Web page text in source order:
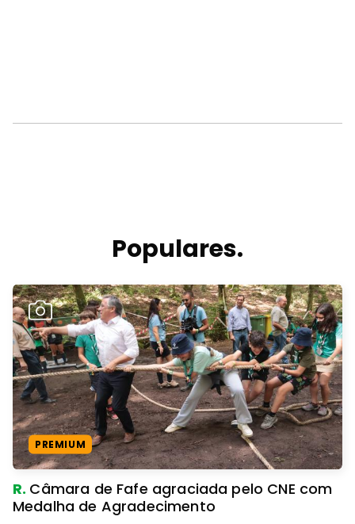
Populares.
PREMIUM
R. Câmara de Fafe agraciada pelo CNE com
Medalha de Agradecimento